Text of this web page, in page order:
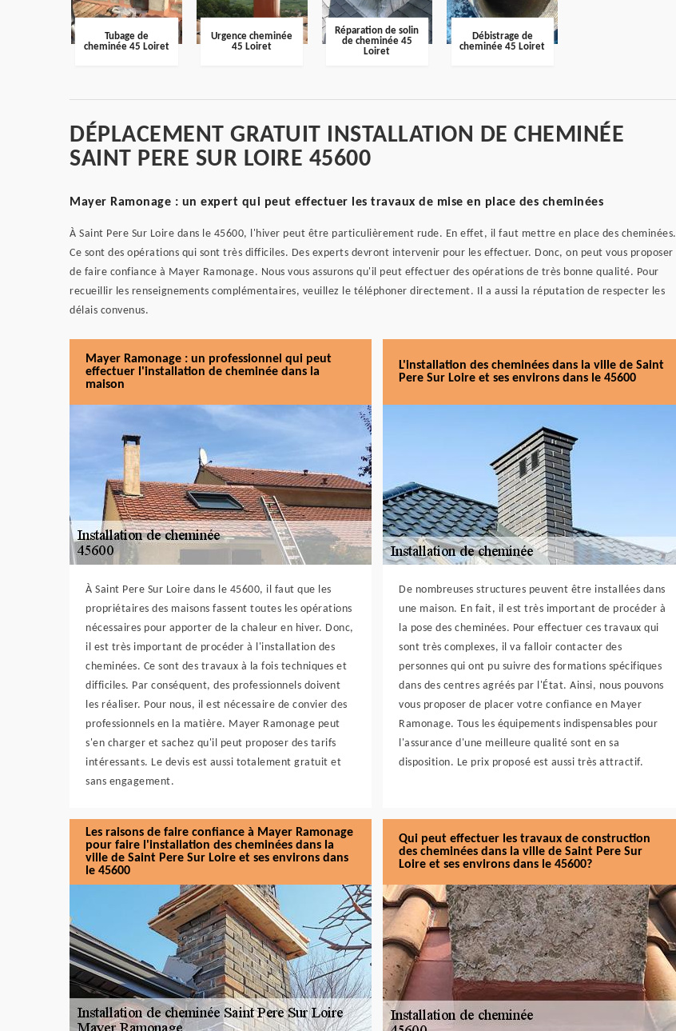
Tubage de
cheminée 45 Loiret
Urgence cheminée
45 Loiret
Réparation de solin
de cheminée 45
Loiret
Débistrage de
cheminée 45 Loiret
DÉPLACEMENT GRATUIT INSTALLATION DE CHEMINÉE
SAINT PERE SUR LOIRE 45600
Mayer Ramonage : un expert qui peut effectuer les travaux de mise en place des cheminées
À Saint Pere Sur Loire dans le 45600, l'hiver peut être particulièrement rude. En effet, il faut mettre en place des cheminées.
Ce sont des opérations qui sont très difficiles. Des experts devront intervenir pour les effectuer. Donc, on peut vous proposer
de faire confiance à Mayer Ramonage. Nous vous assurons qu'il peut effectuer des opérations de très bonne qualité. Pour
recueillir les renseignements complémentaires, veuillez le téléphoner directement. Il a aussi la réputation de respecter les
délais convenus.
Mayer Ramonage : un professionnel qui peut
effectuer l'installation de cheminée dans la
maison
À Saint Pere Sur Loire dans le 45600, il faut que les
propriétaires des maisons fassent toutes les opérations
nécessaires pour apporter de la chaleur en hiver. Donc,
il est très important de procéder à l'installation des
cheminées. Ce sont des travaux à la fois techniques et
difficiles. Par conséquent, des professionnels doivent
les réaliser. Pour nous, il est nécessaire de convier des
professionnels en la matière. Mayer Ramonage peut
s'en charger et sachez qu'il peut proposer des tarifs
intéressants. Le devis est aussi totalement gratuit et
sans engagement.
L'installation des cheminées dans la ville de Saint
Pere Sur Loire et ses environs dans le 45600
De nombreuses structures peuvent être installées dans
une maison. En fait, il est très important de procéder à
la pose des cheminées. Pour effectuer ces travaux qui
sont très complexes, il va falloir contacter des
personnes qui ont pu suivre des formations spécifiques
dans des centres agréés par l'État. Ainsi, nous pouvons
vous proposer de placer votre confiance en Mayer
Ramonage. Tous les équipements indispensables pour
l'assurance d'une meilleure qualité sont en sa
disposition. Le prix proposé est aussi très attractif.
Les raisons de faire confiance à Mayer Ramonage
pour faire l'installation des cheminées dans la
ville de Saint Pere Sur Loire et ses environs dans
le 45600
Qui peut effectuer les travaux de construction
des cheminées dans la ville de Saint Pere Sur
Loire et ses environs dans le 45600?